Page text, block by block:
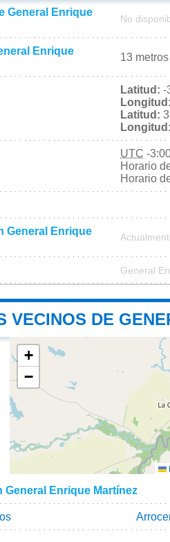
General Enrique
No
Enrique
13
Latitud: -
Longitud:
Latitud:
Longitud:
UTC -
Horario
Horario
General Enrique
General
VECINOS DE
+
−
Enrique Martínez